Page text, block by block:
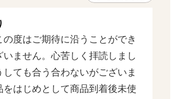
の度はご期待に沿うことができ
いません。心苦しく拝読しまし
しても合う合わないがございま
をはじめとして商品到着後未使